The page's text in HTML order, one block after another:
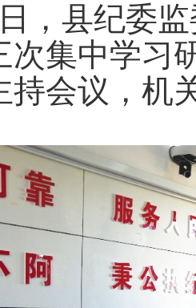
县纪委监
次集中学习
持会议，机